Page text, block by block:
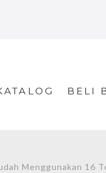
BELI
Menggunakan 16